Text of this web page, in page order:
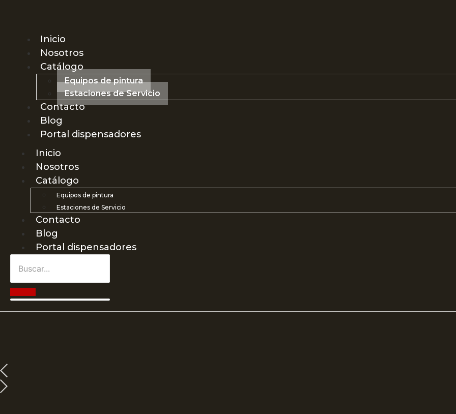
Inicio
Nosotros
Catálogo
Equipos de pintura
Estaciones de Servicio
Contacto
Blog
Portal dispensadores
Inicio
Nosotros
Catálogo
Equipos de pintura
Estaciones de Servicio
Contacto
Blog
Portal dispensadores